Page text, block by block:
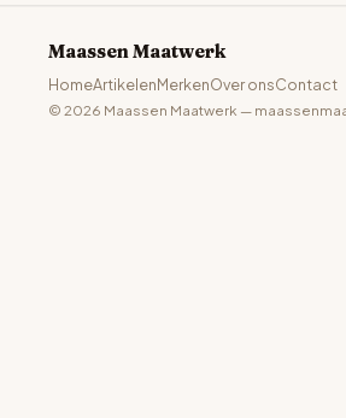
Maassen Maatwerk
HomeArtikelenMerkenOver onsContact
© 2026 Maassen Maatwerk —